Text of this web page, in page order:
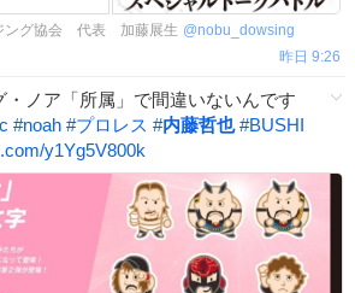
ング協会 代表 加藤展生 @nobu_dowsing
昨日 9:26
・ノア「所属」で間違いないんです
#noah #プロレス #内藤哲也 #BUSHI
y1Yg5V800k